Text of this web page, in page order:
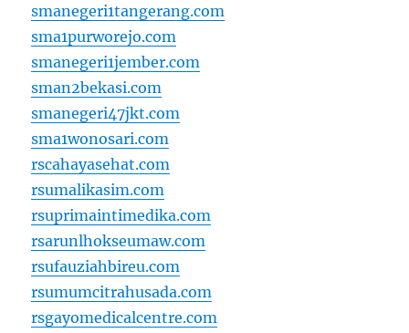
smanegeri1tangerang.com
sma1purworejo.com
smanegeri1jember.com
sman2bekasi.com
smanegeri47jkt.com
sma1wonosari.com
rscahayasehat.com
rsumalikasim.com
rsuprimaintimedika.com
rsarunlhokseumaw.com
rsufauziahbireu.com
rsumumcitrahusada.com
rsgayomedicalcentre.com